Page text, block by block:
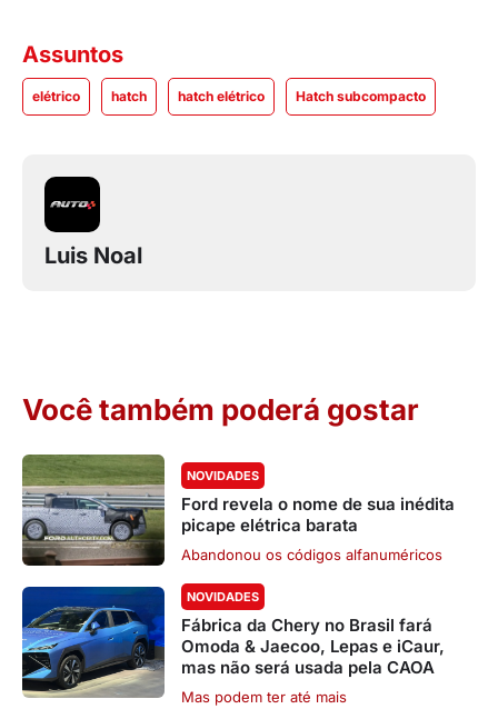
Assuntos
elétrico hatch hatch elétrico Hatch subcompacto
Luis Noal
Você também poderá gostar
NOVIDADES
Ford revela o nome de sua inédita
picape elétrica barata
Abandonou os códigos alfanuméricos
NOVIDADES
Fábrica da Chery no Brasil fará
Omoda & Jaecoo, Lepas e iCaur,
mas não será usada pela CAOA
Mas podem ter até mais